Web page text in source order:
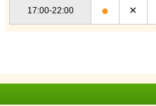
17:00-22:00 ● ×